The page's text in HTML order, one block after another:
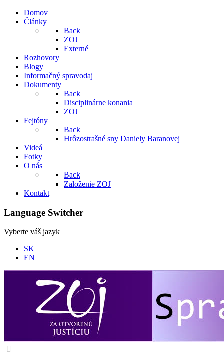
Domov
Články
Back
ZOJ
Externé
Rozhovory
Blogy
Informačný spravodaj
Dokumenty
Back
Disciplinárne konania
ZOJ
Fejtóny
Back
Hrôzostrašné sny Daniely Baranovej
Videá
Fotky
O nás
Back
Založenie ZOJ
Kontakt
Language Switcher
Vyberte váš jazyk
SK
EN